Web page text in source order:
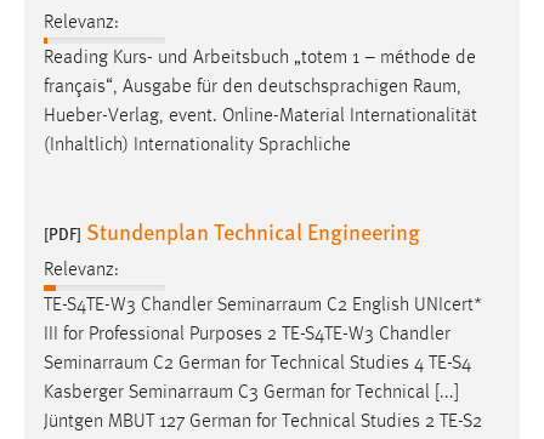
Relevanz:
Reading Kurs- und Arbeitsbuch „totem 1 – méthode de
français“, Ausgabe für den deutschsprachigen Raum,
Hueber-Verlag, event. Online-Material Internationalität
(Inhaltlich) Internationality Sprachliche
[PDF] Stundenplan Technical Engineering
Relevanz:
TE-S4TE-W3 Chandler Seminarraum C2 English UNIcert*
III for Professional Purposes 2 TE-S4TE-W3 Chandler
Seminarraum C2 German for Technical Studies 4 TE-S4
Kasberger Seminarraum C3 German for Technical [...]
Jüntgen MBUT 127 German for Technical Studies 2 TE-S2
Performance
Name:
Zweck:
Sprachpräferenz
Name:
site-language-preference
Zweck:
Das Cookie speichert die gewählte Sprache der Website.